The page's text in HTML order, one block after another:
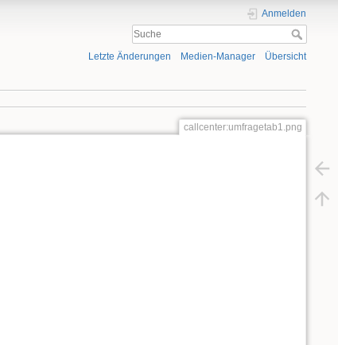
Anmelden
Letzte Änderungen Medien-Manager Übersicht
callcenter:umfragetab1.png